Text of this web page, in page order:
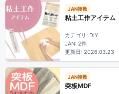
JAN複数
粘土工作アイテム
カテゴリ: DIY
JAN: 2件
更新日: 2026.03.23
JAN複数
突板MDF